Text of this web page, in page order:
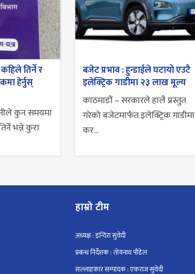
तिर्ने र
हेर्नुस्
कुन समयमा
भन्ने कुरा
बजेट प्रभाव : हुन्डाईले घटायो एउटै
इलेक्ट्रिक गाडीमा २३ लाख मूल्य
काठमाडौं – सरकारले हालै प्रस्तुत
गरेको बजेटमार्फत इलेक्ट्रिक गाडीमा
कर...
हाम्रो टीम
अध्यक्ष : इन्दिरा सुवेदी
प्रबन्ध निर्देशक : तोयनाथ पौडेल
सल्लाहकार सम्पादक : एकराज सुवेदी